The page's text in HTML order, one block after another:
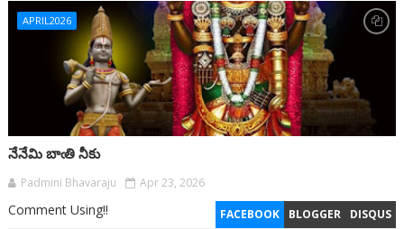
APRIL2026
నేనేమి బాఁతి నీకు
Padmini Bhavaraju Apr 23, 2026
FACEBOOK BLOGGER DISQUS
Comment Using!!